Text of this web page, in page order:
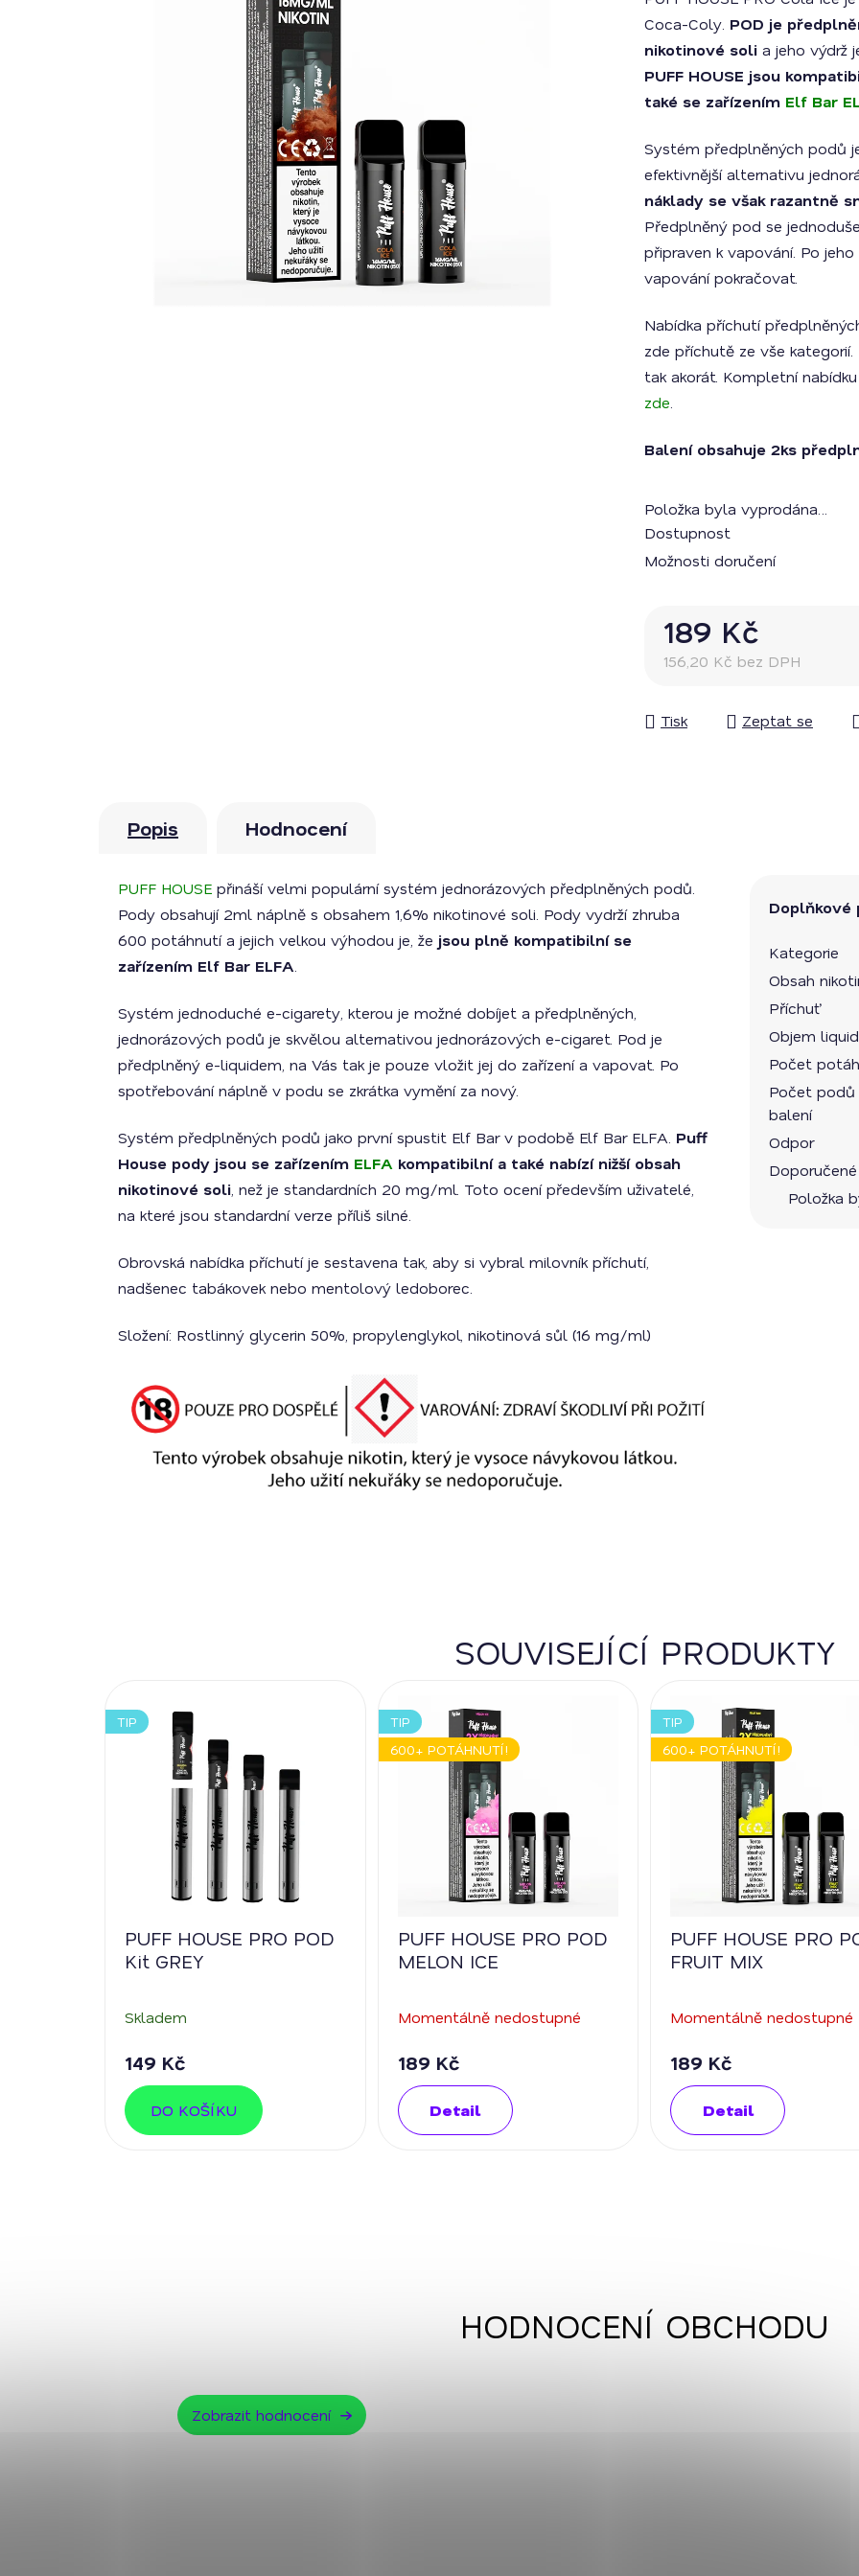
z
5
hvězdiček.
Coca-Coly. POD je
nikotinové soli a jeho výdrž
PUFF HOUSE jsou
také se zařízením Elf Bar
Systém předplněných podů
efektivnější alternativu
náklady se však razantně
Předplněný pod se
připraven k vapování. Po
vapování pokračovat.
Nabídka příchutí
zde příchutě ze vše
tak akorát. Kompletní
zde
Balení obsahuje 2ks
Položka byla vyprodána…
Dostupnost
Možnosti doručení
189 Kč
156,20 Kč bez DPH
Tisk
Zeptat se
Popis Hodnocení
PUFF HOUSE přináší velmi populární systém jednorázových předplněných podů.
Pody obsahují 2ml náplně s obsahem 1,6% nikotinové soli. Pody vydrží zhruba
600 potáhnutí a jejich velkou výhodou je, že jsou plně kompatibilní se
zařízením Elf Bar ELFA
Systém jednoduché e-cigarety, kterou je možné dobíjet a předplněných,
jednorázových podů je skvělou alternativou jednorázových e-cigaret. Pod je
předplněný e-liquidem, na Vás tak je pouze vložit jej do zařízení a vapovat. Po
spotřebování náplně v podu se zkrátka vymění za nový.
Systém předplněných podů jako první spustit Elf Bar v podobě Elf Bar ELFA. Puff
House pody jsou se zařízením ELFA kompatibilní a také nabízí nižší obsah
nikotinové soli , než je standardních 20 mg/ml. Toto ocení především uživatelé,
na které jsou standardní verze příliš silné.
Obrovská nabídka příchutí je sestavena tak, aby si vybral milovník příchutí,
nadšenec tabákovek nebo mentolový ledoborec.
Složení: Rostlinný glycerin 50%, propylenglykol, nikotinová sůl (16 mg/ml)
Doplňkové
Kategorie
Obsah
Příchuť
Objem
Počet
Počet podů
balení
Odpor
Položka
SOUVISEJÍCÍ PRODUKTY
TIP
PUFF HOUSE PRO POD
Kit GREY
Skladem
149 Kč
DO KOŠÍKU
TIP
600+ POTÁHNUTÍ!
PUFF HOUSE PRO POD
MELON ICE
Momentálně nedostupné
189 Kč
Detail
TIP
600+ POTÁHNUTÍ!
PUFF HOUSE PRO
FRUIT MIX
Momentálně nedostupné
189 Kč
Detail
HODNOCENÍ OBCHODU
Zobrazit hodnocení